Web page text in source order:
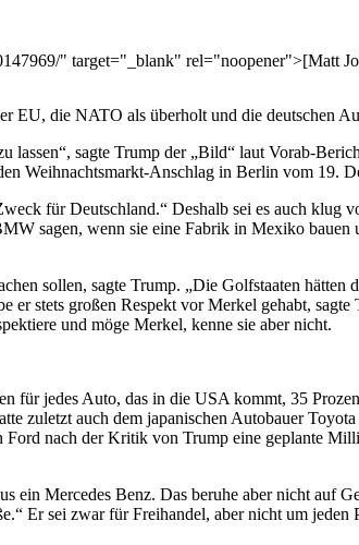
" target="_blank" rel="noopener">[Matt
EU, die NATO als überholt und die deutschen
sagte Trump der „Bild“ laut Vorab-
Weihnachtsmarkt-Anschlag in Berlin vom 19.
für Deutschland.“ Deshalb sei es auch klug
sagen, wenn sie eine Fabrik in Mexiko
sollen, sagte Trump. „Die Golfstaaten hätten
stets großen Respekt vor Merkel gehabt,
und möge Merkel, kenne sie aber nicht.
jedes Auto, das in die USA kommt, 35
zuletzt auch dem japanischen Autobauer
nach der Kritik von Trump eine geplante
Mercedes Benz. Das beruhe aber nicht auf
Er sei zwar für Freihandel, aber nicht um jeden